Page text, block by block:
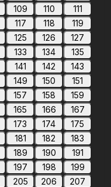
109 110
111
117 118
119
125 126
127
133 134
135
141 142
143
149 150
151
157 158
159
165 166
167
173 174
175
181 182
183
189 190
191
197 198
199
205 206
207